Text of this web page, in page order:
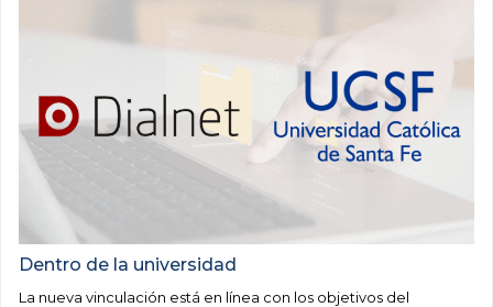
Dentro de la universidad
La nueva vinculación está en línea con los objetivos del